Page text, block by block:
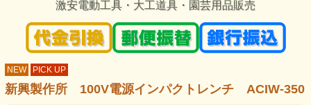
激安電動工具・大工道具・園芸用品販売
NEW PICK UP
新興製作所 100V電源インパクトレンチ ACIW-350